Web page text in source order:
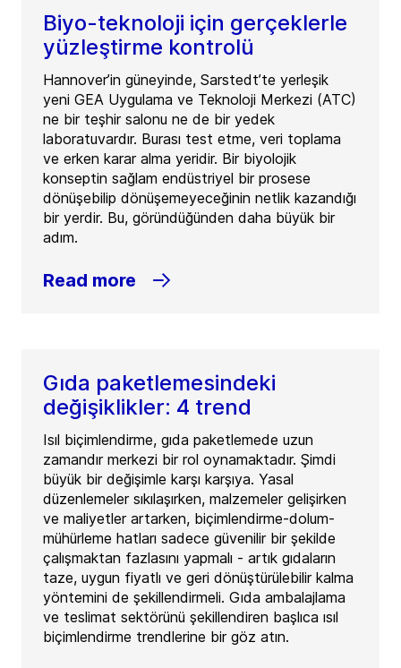
Biyo-teknoloji için gerçeklerle
yüzleştirme kontrolü
Hannover’in güneyinde, Sarstedt’te yerleşik
yeni GEA Uygulama ve Teknoloji Merkezi (ATC)
ne bir teşhir salonu ne de bir yedek
laboratuvardır. Burası test etme, veri toplama
ve erken karar alma yeridir. Bir biyolojik
konseptin sağlam endüstriyel bir prosese
dönüşebilip dönüşemeyeceğinin netlik kazandığı
bir yerdir. Bu, göründüğünden daha büyük bir
adım.
Read more
Gıda paketlemesindeki
değişiklikler: 4 trend
Isıl biçimlendirme, gıda paketlemede uzun
zamandır merkezi bir rol oynamaktadır. Şimdi
büyük bir değişimle karşı karşıya. Yasal
düzenlemeler sıkılaşırken, malzemeler gelişirken
ve maliyetler artarken, biçimlendirme-dolum-
mühürleme hatları sadece güvenilir bir şekilde
çalışmaktan fazlasını yapmalı - artık gıdaların
taze, uygun fiyatlı ve geri dönüştürülebilir kalma
yöntemini de şekillendirmeli. Gıda ambalajlama
ve teslimat sektörünü şekillendiren başlıca ısıl
biçimlendirme trendlerine bir göz atın.